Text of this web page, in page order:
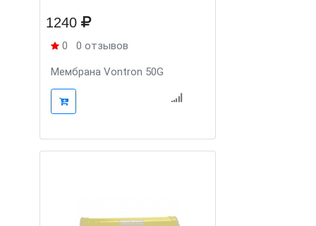
1240
0 0 отзывов
Мембрана Vontron 50G